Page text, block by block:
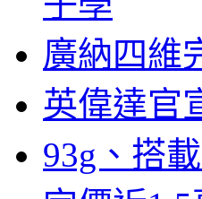
廣納四維
英偉達官
93g、搭